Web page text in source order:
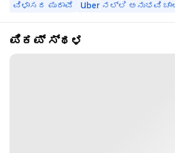
ವಿಳಾಸದ ಪುರಾವೆ Uber ನಲ್ಲಿ ಅನುಭವಿ
ಪಿಕಪ್ ಸ್ಥಳ